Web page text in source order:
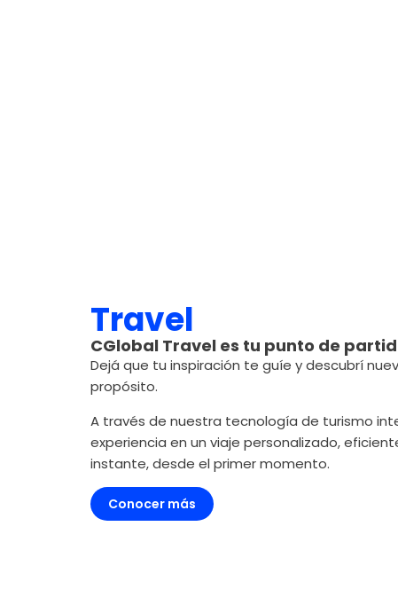
Travel
CGlobal Travel es tu punto de
Dejá que tu inspiración te guíe y descubrí
propósito.
A través de nuestra tecnología de turismo
experiencia en un viaje personalizado,
instante, desde el primer momento.
Conocer más